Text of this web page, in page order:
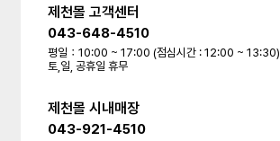
제천몰 고객센터
043-648-4510
평일：10:00 ~ 17:00 (점심시간 : 12:00 ~ 13:30)
토,일, 공휴일 휴무
제천몰 시내매장
043-921-4510